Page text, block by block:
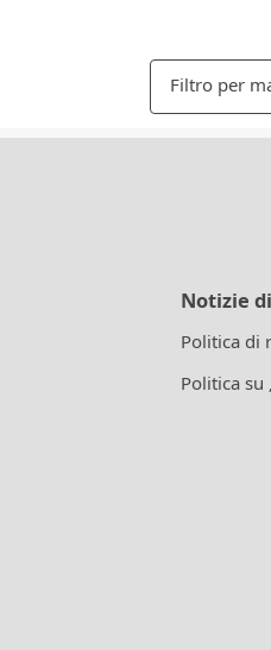
Filtro per
Notizie
Politica di
Politica su